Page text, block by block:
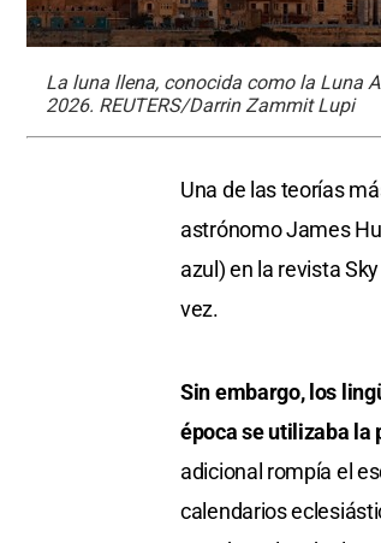
La luna llena, conocida como la Luna
2026. REUTERS/Darrin Zammit Lupi
Una de las teorías
astrónomo James
azul) en la revista
vez.
Sin embargo, los
época se utilizaba la
adicional rompía el
calendarios